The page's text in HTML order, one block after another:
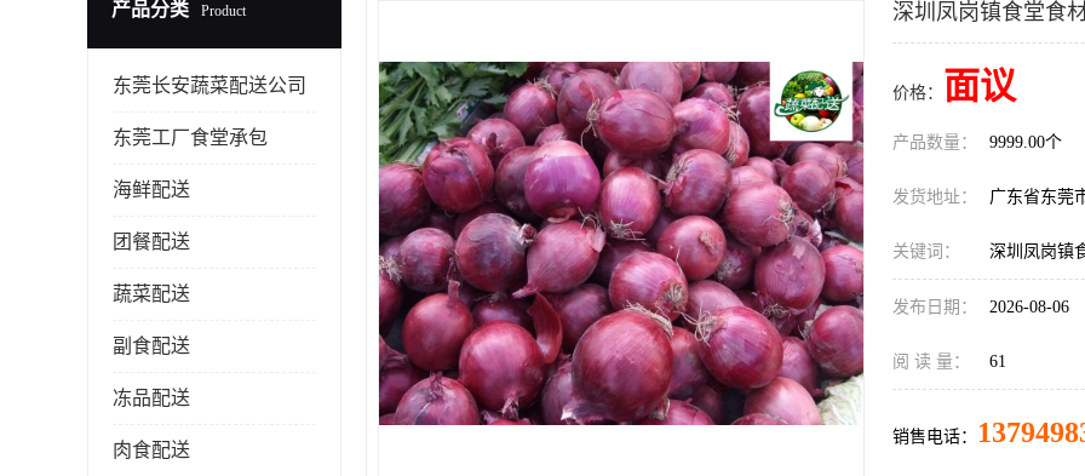
产品分类 Product
东莞长安蔬菜配送公司
东莞工厂食堂承包
海鲜配送
团餐配送
蔬菜配送
副食配送
冻品配送
肉食配送
深圳凤岗镇食堂食
价格： 面议
产品数量： 9999.00个
发货地址： 广东省东莞
关键词： 深圳凤岗镇
发布日期： 2026-08-06
阅 读 量： 61
销售电话：